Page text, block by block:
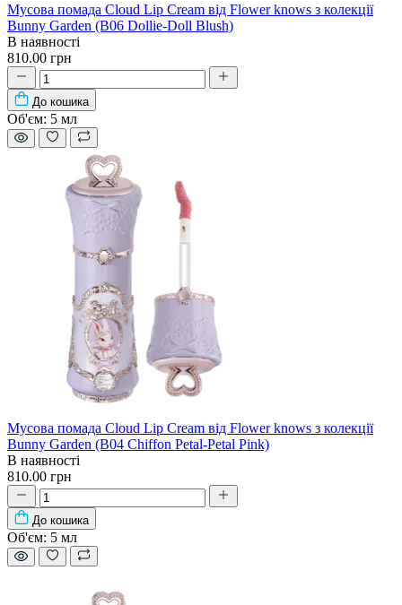
Мусова помада Cloud Lip Cream від Flower knows з колекції
Bunny Garden (B06 Dollie-Doll Blush)
В наявності
810.00 грн
До кошика
Об'єм: 5 мл
Мусова помада Cloud Lip Cream від Flower knows з колекції
Bunny Garden (B04 Chiffon Petal-Petal Pink)
В наявності
810.00 грн
До кошика
Об'єм: 5 мл